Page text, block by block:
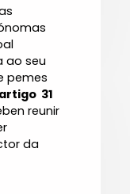
ao seu
pemes
artigo 31
reunir
da